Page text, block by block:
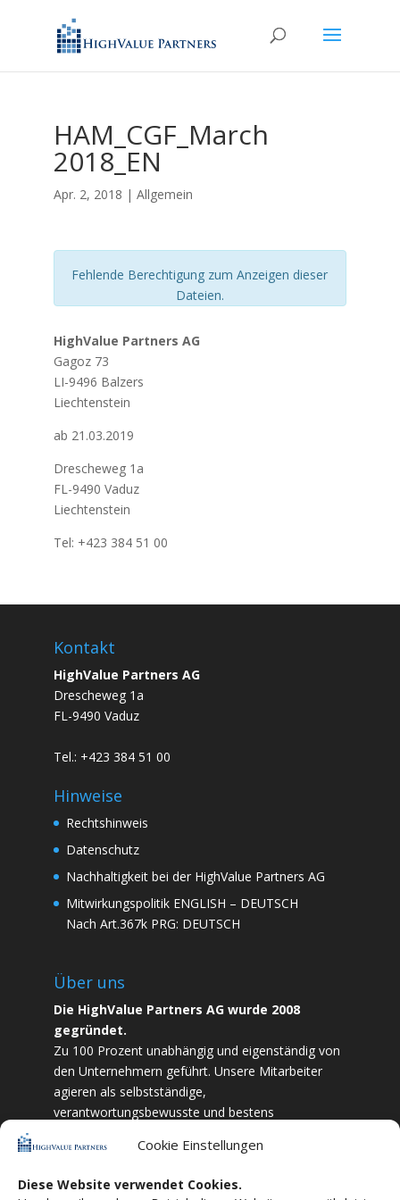
Cookie Einstellungen
Diese Website verwendet Cookies.
HAM_CGF_March
2018_EN
Apr. 2, 2018 | Allgemein
Fehlende Berechtigung zum Anzeigen dieser
Dateien.
HighValue Partners AG
Gagoz 73
LI-9496 Balzers
Liechtenstein
ab 21.03.2019
Drescheweg 1a
FL-9490 Vaduz
Liechtenstein
Tel: +423 384 51 00
Kontakt
HighValue Partners AG
Drescheweg 1a
FL-9490 Vaduz
Tel.: +423 384 51 00
Hinweise
Rechtshinweis
Datenschutz
Nachhaltigkeit bei der HighValue Partners AG
Mitwirkungspolitik ENGLISH – DEUTSCH
Nach Art.367k PRG: DEUTSCH
Über uns
Die HighValue Partners AG wurde 2008
gegründet.
Zu 100 Prozent unabhängig und eigenständig von
den Unternehmern geführt. Unsere Mitarbeiter
agieren als selbstständige,
verantwortungsbewusste und bestens
und Zielstrebigkeit sind wir bestrebt das